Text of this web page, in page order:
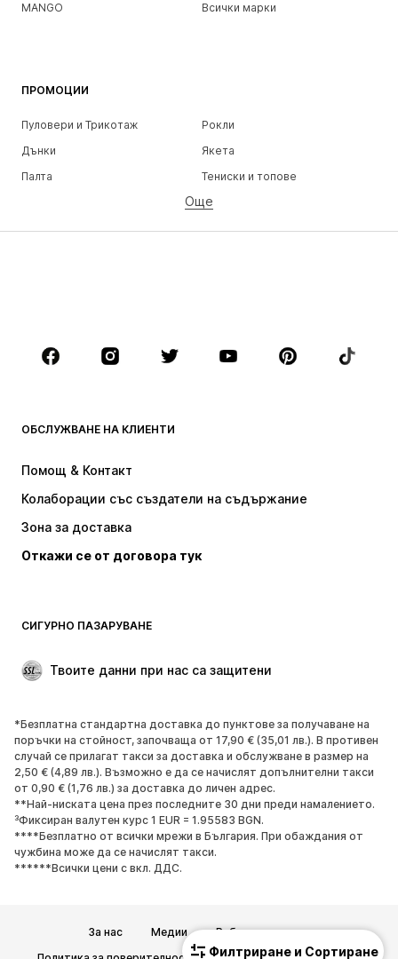
Филтриране и Сортиране
MANGO
Всички марки
ПРОМОЦИИ
Пуловери и Трикотаж
Рокли
Дънки
Якета
Палта
Тениски и топове
Бельо
Поли
Блузи и туники
Аксесоари
Premium
НОВО
Пуловери и Трикотаж
Бельо
Палта
Поли
Специални Поводи
ОБУВКИ
НОВО
Популярно
Маратонки
Боти
Обувки с висок ток
Ботуши
Сандали
Ниски обувки
Спортни обувки
Още
ОБСЛУЖВАНЕ НА КЛИЕНТИ
Помощ & Контакт
Колаборации със създатели на съдържание
Зона за доставка
Откажи се от договора тук
СИГУРНО ПАЗАРУВАНЕ
Твоите данни при нас са защитени
*Безплатна стандартна доставка до пунктове за получаване на
поръчки на стойност, започваща от 17,90 € (35,01 лв.). В противен
случай се прилагат такси за доставка и обслужване в размер на
2,50 € (4,89 лв.). Възможно е да се начислят допълнителни такси
от 0,90 € (1,76 лв.) за доставка до личен адрес.
**Най-ниската цена през последните 30 дни преди намалението.
³Фиксиран валутен курс 1 EUR = 1.95583 BGN.
****Безплатно от всички мрежи в България. При обаждания от
чужбина може да се начислят такси.
******Всички цени с вкл. ДДС.
За нас Медии
Работни позиции